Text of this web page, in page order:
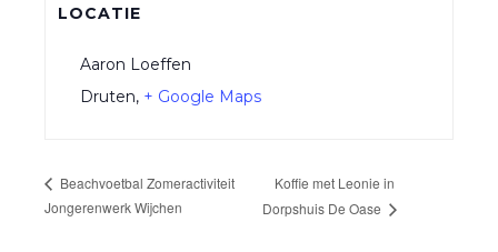
LOCATIE
Aaron Loeffen
Druten, + Google Maps
Beachvoetbal Zomeractiviteit
Jongerenwerk Wijchen
Koffie met Leonie in
Dorpshuis De Oase